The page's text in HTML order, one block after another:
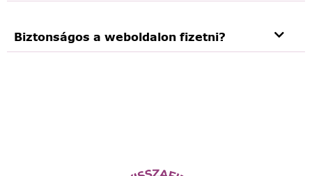
Biztonságos a weboldalon fizetni?